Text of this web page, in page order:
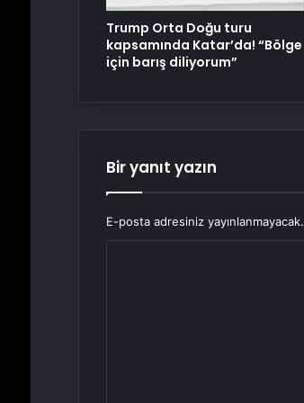
Trump Orta Doğu turu
kapsamında Katar’da! “Bölge
için barış diliyorum”
Bir yanıt yazın
E-posta adresiniz yayınlanmayacak.